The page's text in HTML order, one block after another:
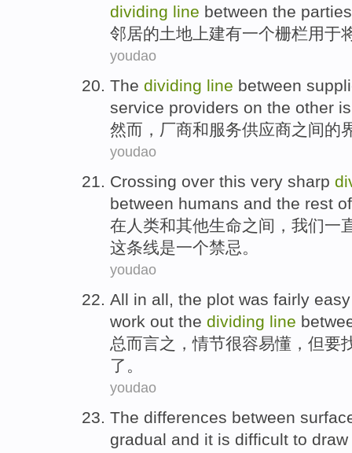
dividing line between the parties
邻居的土地 上建有一个栅栏用于
youdao
The dividing line between
service providers on the other is
然而 ， 厂商和服务供应商之间的
youdao
Crossing over this very sharp
between humans and the rest of
在 人类和其他生命之间 ， 我们一
这条线是一个禁忌。
youdao
All in all, the plot was fairly
work out the dividing line
总而言之，情节很容易懂 ， 但要
了。
youdao
The differences between
gradual and it is difficult to